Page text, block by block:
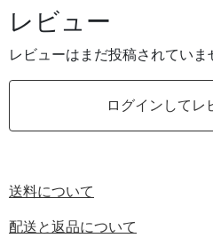
レビュー
レビューはまだ投稿されていま
ログインしてレ
送料について
配送と返品について